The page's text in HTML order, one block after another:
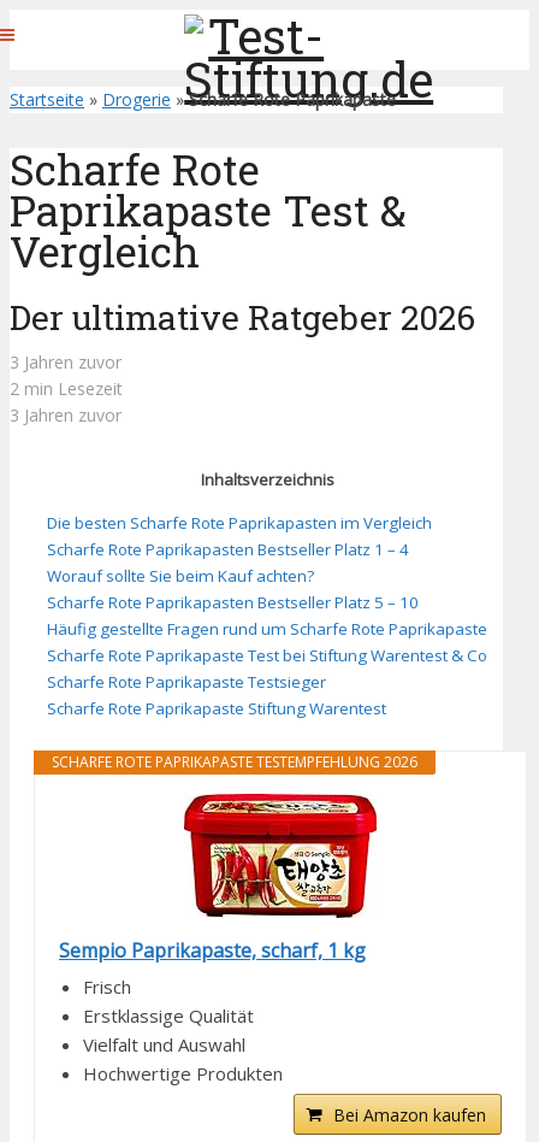
Startseite » Drogerie »Scharfe Rote Paprikapaste
Scharfe Rote
Paprikapaste Test &
Vergleich
Der ultimative Ratgeber 2026
3 Jahren zuvor
2 min Lesezeit
3 Jahren zuvor
Inhaltsverzeichnis
Die besten Scharfe Rote Paprikapasten im Vergleich
Scharfe Rote Paprikapasten Bestseller Platz 1 – 4
Worauf sollte Sie beim Kauf achten?
Scharfe Rote Paprikapasten Bestseller Platz 5 – 10
Häufig gestellte Fragen rund um Scharfe Rote Paprikapaste
Scharfe Rote Paprikapaste Test bei Stiftung Warentest & Co
Scharfe Rote Paprikapaste Testsieger
Scharfe Rote Paprikapaste Stiftung Warentest
SCHARFE ROTE PAPRIKAPASTE TESTEMPFEHLUNG 2026
Sempio Paprikapaste, scharf, 1 kg
Frisch
Erstklassige Qualität
Vielfalt und Auswahl
Hochwertige Produkten
Bei Amazon kaufen